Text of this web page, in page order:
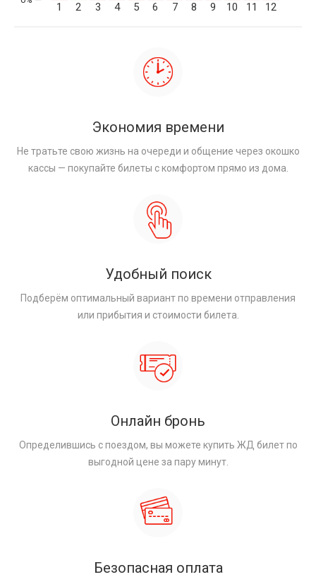
1 2 3 4 5 6 7 8 9 10 11 12
Экономия времени
Не тратьте свою жизнь на очереди и общение через окошко
кассы — покупайте билеты с комфортом прямо из дома.
Удобный поиск
Подберём оптимальный вариант по времени отправления
или прибытия и стоимости билета.
Онлайн бронь
Определившись с поездом, вы можете купить ЖД билет по
выгодной цене за пару минут.
Безопасная оплата